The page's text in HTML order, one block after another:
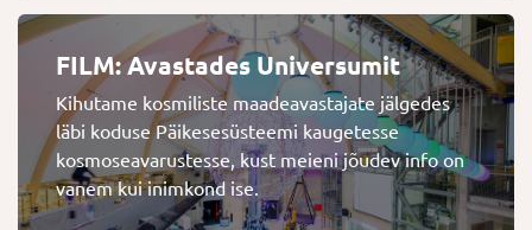
FILM: Avastades Universumit
Kihutame kosmiliste maadeavastajate jälgedes
läbi koduse Päikesesüsteemi kaugetesse
kosmoseavarustesse, kust meieni jõudev info on
vanem kui inimkond ise.